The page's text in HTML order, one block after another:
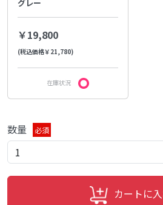
グレー
￥19,800
(税込価格￥21,780)
在庫状況
数量 必須
カートに